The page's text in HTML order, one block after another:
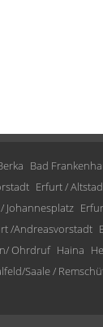
Bad
Erfurt /
Johannesplatz
/Andreasvorstadt
Ohrdruf Haina
Saale /